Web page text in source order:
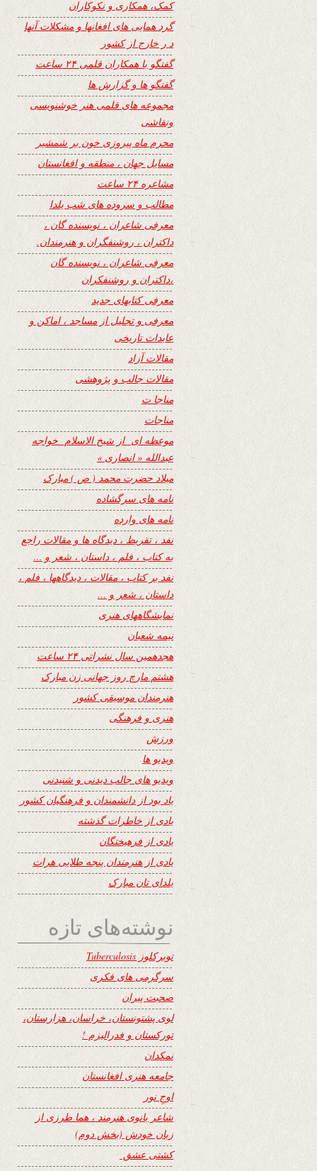
کمک، همکاری و نکوکاران
گرد همایی های افغانها و مشکلات آنها
د ر خارج از کشور
گفتگو با همکاران قلمی ۲۴ ساعت
گفتگو ها و گزارش ها
مجموعه های قلمی هنر خوشنویسی
ونقاشی
محرم ماه پیروزی خون بر شمشیر
مسایل جهان ، منطقه و افغانستان
مشاعره ۲۴ ساعت
مطالب و سروده های شب یلدا
معرفی شاعران ، نویسنده گان ،
داکتران ، روشنفگران و هنرمندان.
معرفی شاعران ، نویسنده گان
،داکتران و روشنفکران
معرفی کتابهای جدید
معرفی و تجلیل از مساجد ، اماکن و
عابدات تاریخی
مقالات آزاد
مقالات جالب و پژوهشی
مناجا ت
مناجات
موعظه ای از شیخ الاسلام خواجه
عبدالله « انصاری »
میلاد حضرت محمد ( ص ) مبارک
نامه های سرگشاده
نامه های وارده
نفد ، تقریظ ، دیدگاه ها و مقالات راجع
به کتاب ، فلم ، داستان ، شعر و …
نفد بر کتاب ، مقالات ، دیدگاهها ، فلم ،
داستان ، شعر و …
نمایشگاههای هنری
نیمه شعبان
هجدهمین سال نشراتی ۲۴ ساعت
هشتم مارچ روز جهانی زن مبارک
هنرمندان موسیقی کشور
هنری و فرهنگی
ورزش
ویدیو ها
ویدیو های جالب دیدنی و شنیدنی
یاد بود از دانشمندان و فرهنگیان کشور
یادی از خاطرات گذشته
یادی از فرهیختگان
یادی از هنرمندان پنجه طلایی هرات
یلدای تان مبارک
نوشته‌های تازه
توبرکلوز Tuberculosis
سرگرمی های فکری
صحبت پیران
لوی پشتونستان، خراسان، هزارستان،
تورکستان و فدرالیزم !
نمکدان
جامعه هنری افغانستان
اوجِ نور
شاعر بانوی هنرمند ، هما طرزی از
زبان خودش (بخش دوم)
کشتی عشق